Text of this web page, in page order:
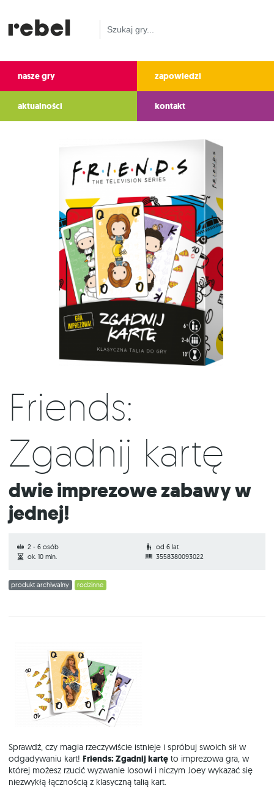
nasze gry zapowiedzi
aktualności kontakt
Friends:
Zgadnij kartę
Dwie imprezowe zabawy w
jednej!
2 - 6 osób
od 6 lat
ok. 10 min.
3558380093022
produkt archiwalny rodzinne
Sprawdź, czy magia rzeczywiście istnieje i spróbuj swoich sił w
odgadywaniu kart! Friends: Zgadnij kartę to imprezowa gra, w
której możesz rzucić wyzwanie losowi i niczym Joey wykazać się
niezwykłą łącznością z klasyczną talią kart.